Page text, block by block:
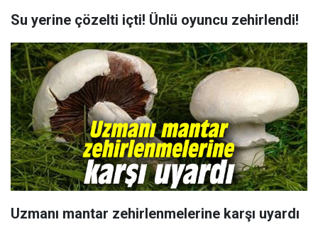
Su yerine çözelti içti! Ünlü oyuncu zehirlendi!
Uzmanı mantar zehirlenmelerine karşı uyardı